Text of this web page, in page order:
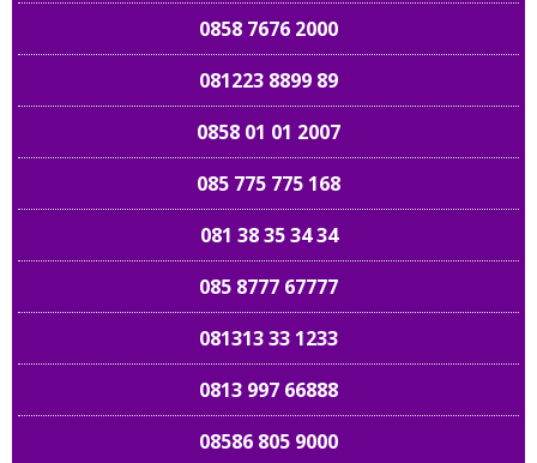
0858 7676 2000
081223 8899 89
0858 01 01 2007
085 775 775 168
081 38 35 34 34
085 8777 67777
081313 33 1233
0813 997 66888
08586 805 9000